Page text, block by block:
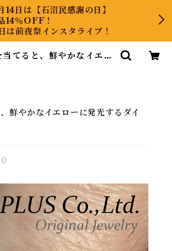
14日は【石沼民感謝の日】
14％OFF！
は前夜祭インスタライブ！
当てると、鮮やかなイエロ
鮮やかなイエローに発光するダイ